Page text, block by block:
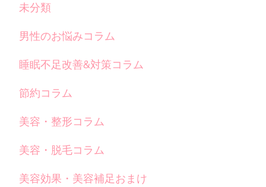
未分類
男性のお悩みコラム
睡眠不足改善&対策コラム
節約コラム
美容・整形コラム
美容・脱毛コラム
美容効果・美容補足おまけ